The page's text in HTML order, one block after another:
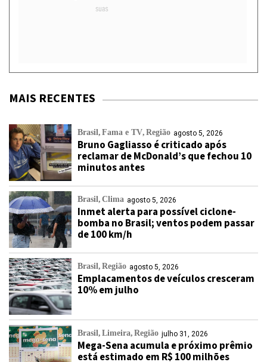
MAIS RECENTES
Brasil Fama e TV Região agosto 5, 2026
Bruno Gagliasso é criticado após
reclamar de McDonald’s que fechou 10
minutos antes
Brasil Clima agosto 5, 2026
Inmet alerta para possível ciclone-
bomba no Brasil; ventos podem passar
de 100 km/h
Brasil Região agosto 5, 2026
Emplacamentos de veículos cresceram
10% em julho
Brasil Limeira Região julho 31, 2026
Mega-Sena acumula e próximo prêmio
está estimado em R$ 100 milhões